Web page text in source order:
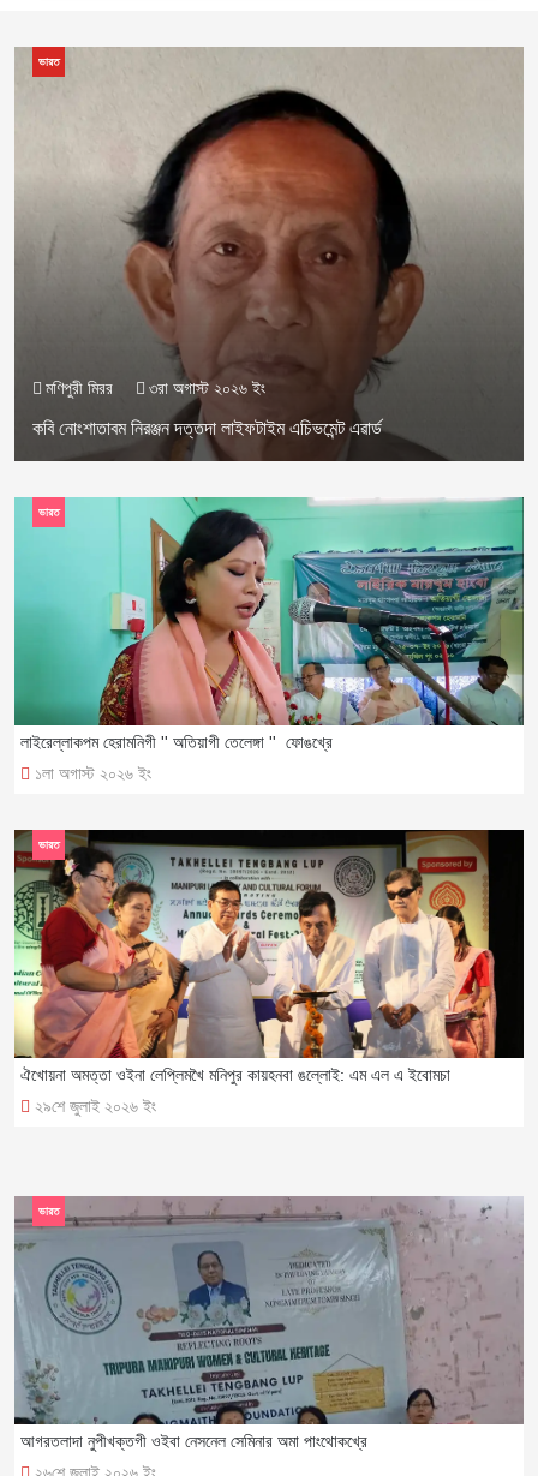
মণিপুরী মিরর ৩রা অগাস্ট ২০২৬ ইং
কবি নোংশাতাবম নিরঞ্জন দত্তদা লাইফটাইম এচিভমেন্ট এৱার্ড
ভারত
লাইরেল্লাকপম হেরামনিগী '' অতিয়াগী তেলেঙ্গা '' ফোঙখ্রে
১লা অগাস্ট ২০২৬ ইং
ভারত
ঐখোয়না অমত্তা ওইনা লেপ্লিমখৈ মনিপুর কায়হনবা ঙল্লোই: এম এল এ ইবোমচা
২৯শে জুলাই ২০২৬ ইং
ভারত
আগরতলাদা নুপীখক্তগী ওইবা নেসনেল সেমিনার অমা পাংথোকখ্রে
ভারত